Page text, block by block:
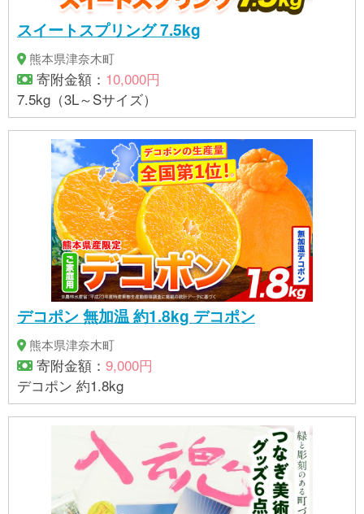
スイートスプリング 7.5kg
熊本県津奈木町
寄附金額： 10,000円
7.5kg（3L～Sサイズ）
デコポン 無加温 約1.8kg デコポン
熊本県津奈木町
寄附金額： 9,000円
デコポン 約1.8kg